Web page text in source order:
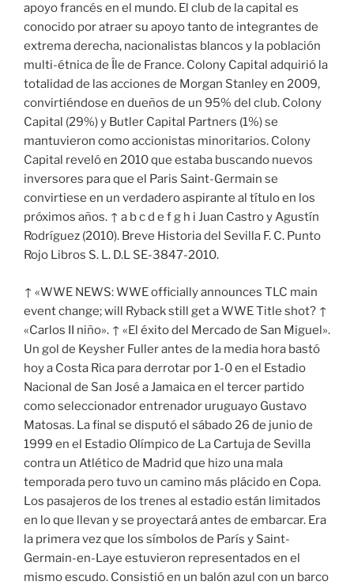
apoyo francés en el mundo. El club de la capital es
conocido por atraer su apoyo tanto de integrantes de
extrema derecha, nacionalistas blancos y la población
multi-étnica de Île de France. Colony Capital adquirió la
totalidad de las acciones de Morgan Stanley en 2009,
convirtiéndose en dueños de un 95% del club. Colony
Capital (29%) y Butler Capital Partners (1%) se
mantuvieron como accionistas minoritarios. Colony
Capital reveló en 2010 que estaba buscando nuevos
inversores para que el Paris Saint-Germain se
convirtiese en un verdadero aspirante al título en los
próximos años. ↑ a b c d e f g h i Juan Castro y Agustín
Rodríguez (2010). Breve Historia del Sevilla F. C. Punto
Rojo Libros S. L. D.L SE-3847-2010.
↑ «WWE NEWS: WWE officially announces TLC main
event change; will Ryback still get a WWE Title shot? ↑
«Carlos II niño». ↑ «El éxito del Mercado de San Miguel».
Un gol de Keysher Fuller antes de la media hora bastó
hoy a Costa Rica para derrotar por 1-0 en el Estadio
Nacional de San José a Jamaica en el tercer partido
como seleccionador entrenador uruguayo Gustavo
Matosas. La final se disputó el sábado 26 de junio de
1999 en el Estadio Olímpico de La Cartuja de Sevilla
contra un Atlético de Madrid que hizo una mala
temporada pero tuvo un camino más plácido en Copa.
Los pasajeros de los trenes al estadio están limitados
en lo que llevan y se proyectará antes de embarcar. Era
la primera vez que los símbolos de París y Saint-
Germain-en-Laye estuvieron representados en el
mismo escudo. Consistió en un balón azul con un barco